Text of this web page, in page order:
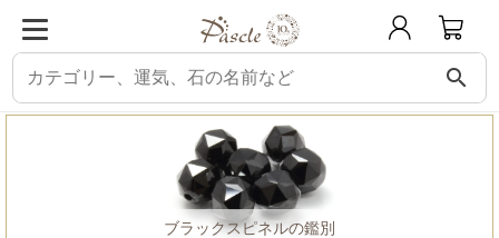
search
パスクル 鑑別書 ブラックスピネル
ブラックスピネルの鑑別